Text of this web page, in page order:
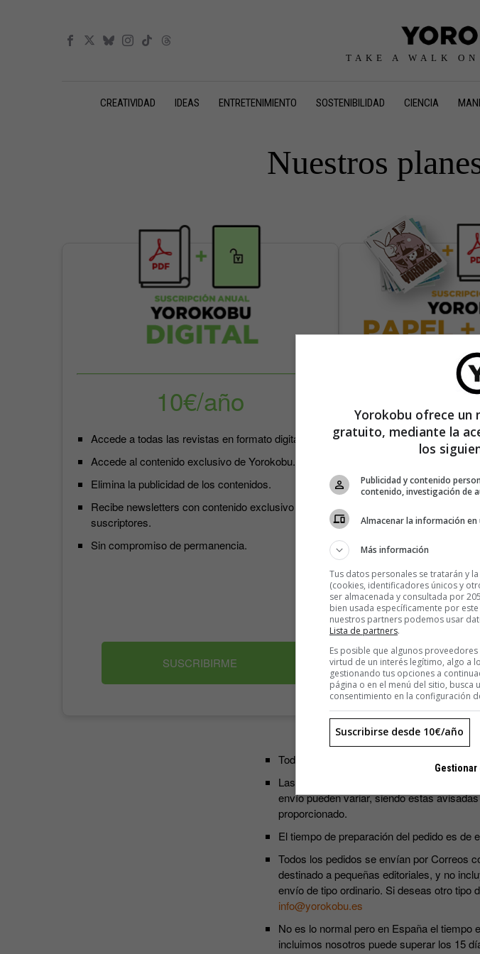
TAKE A WALK
CREATIVIDAD IDEAS ENTRETENIMIENTO SOSTENIBILIDAD CIENCIA
Nuestros
10€/año
Accede a todas las revistas en formato digital.
Accede al contenido exclusivo de Yorokobu.
Elimina la publicidad de los contenidos.
Recibe newsletters con contenido exclusivo para
suscriptores.
Sin compromiso de permanencia.
SUSCRIBIRME
Recibe 4 números de
Accede a todas las
Accede al contenido
Recibe newsletters
suscriptores.
Sin compromiso de
los cuatro números
Precio para la
Todos los precios incluyen IVA.
Las suscripciones incluyen los cuatro
envío pueden variar, siendo estas
proporcionado.
El tiempo de preparación del pedido es de
Todos los pedidos se envían por Correos
destinado a pequeñas editoriales, y no
envío de tipo ordinario. Si deseas otro tipo
info@yorokobu.es
No es lo normal pero en España el tiempo
incluimos nosotros puede superar los 15
Yorokobu ofrece un
gratuito, mediante la
los
Publicidad y contenido
contenido, investigación de
Almacenar la información
Más información
Tus datos personales se tratarán y
(cookies, identificadores únicos y
ser almacenada y consultada por
bien usada específicamente por
nuestros partners podemos usar
Lista de partners.
Es posible que algunos
virtud de un interés legítimo, algo a
gestionando tus opciones a
página o en el menú del sitio, busca
consentimiento en la configuración
Suscribirse desde 10€/año